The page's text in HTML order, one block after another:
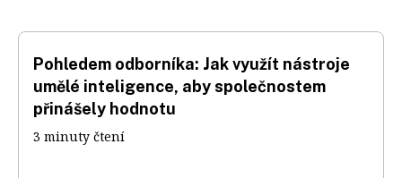
Pohledem odborníka: Jak využít nástroje
umělé inteligence, aby společnostem
přinášely hodnotu
3 minuty čtení